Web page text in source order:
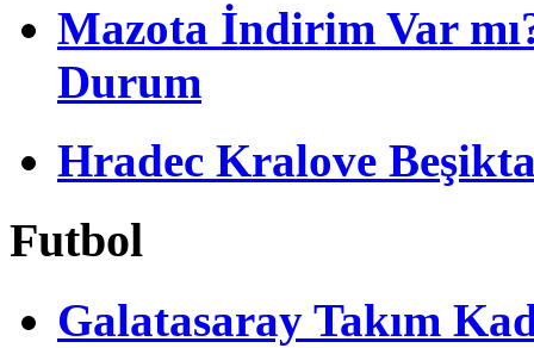
Mazota İndirim Var
Durum
Hradec Kralove
Futbol
Galatasaray Takım